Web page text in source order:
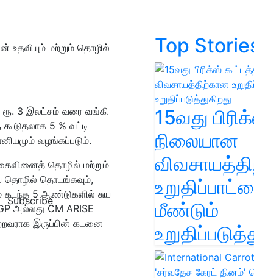
Subscribe
உதவியும் மற்றும் தொழில்
ரூ. 3 இலட்சம் வரை வங்கி
5 % வட்டி
வழங்கப்படும்.
தொழில் மற்றும்
தொழில் தொடங்கவும்,
கடந்த 5 ஆண்டுகளில் சுய
அல்லது CM ARISE
இருப்பின் கடனை
Top
15வது
நிலையான
மீண்டும்